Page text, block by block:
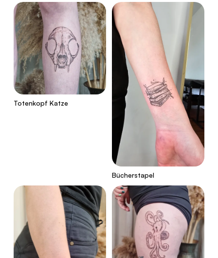
Totenkopf Katze
Bücherstapel